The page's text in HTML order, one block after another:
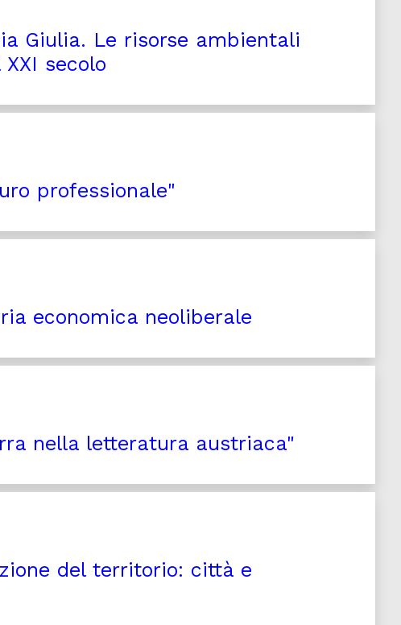
Giulia. Le risorse ambientali
secolo
professionale"
economica neoliberale
nella letteratura austriaca"
del territorio: città e